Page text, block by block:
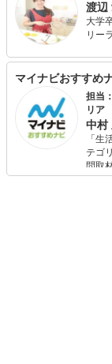
渡辺
大学
リーラン
料理
筆、
マイナビおすすめ
担当
リア
中村
「生
テゴ
問取
りや